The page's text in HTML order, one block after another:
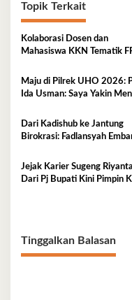
Topik Terkait
Kolaborasi Dosen dan
Mahasiswa KKN Tematik
Lingkungan Pesisir bagi
anak di Kelurahan Lapulu
Maju di Pilrek UHO 2026: Prof
Ida Usman: Saya Yakin
Dari Kadishub ke Jantung
Birokrasi: Fadlansyah
Jejak Karier Sugeng
Dari Pj Bupati Kini Pimpin
Tinggalkan Balasan